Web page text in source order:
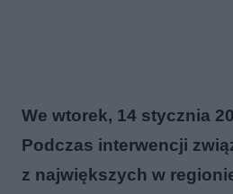
We wtorek, 14 stycznia
Podczas interwencji
z największych w